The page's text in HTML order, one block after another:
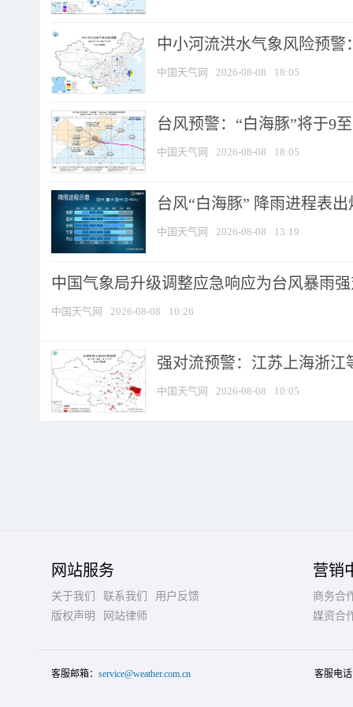
中小河流洪水气象风险预
中国天气网 2026-08-08 18:05
台风预警：“白海豚”将于9
中国天气网 2026-08-08 18:05
台风“白海豚” 降雨进程表
中国天气网 2026-08-08 13:19
中国气象局升级调整应急响应为台风暴雨
中国天气网 2026-08-08 10:26
强对流预警：江苏上海浙江
中国天气网 2026-08-08 10:05
网站服务
关于我们 联系我们
用户反馈
版权声明
网站律师
营销
商务合
媒资合
客服邮箱： service@weather.com.cn 客服电